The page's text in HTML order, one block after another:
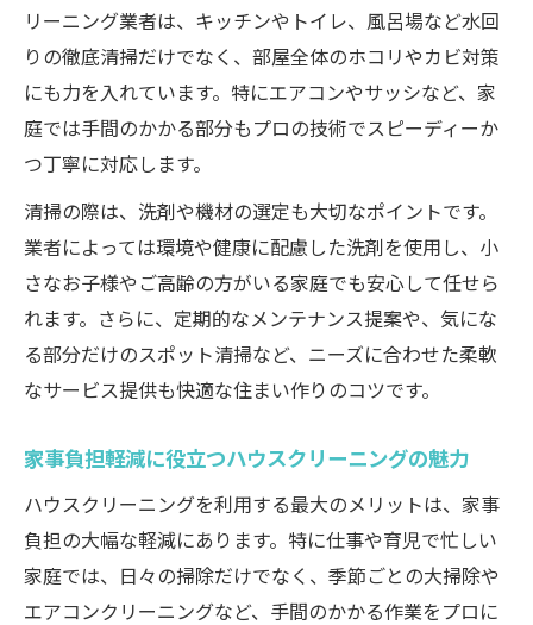
リーニング業者は、キッチンやトイレ、風呂場など水回
りの徹底清掃だけでなく、部屋全体のホコリやカビ対策
にも力を入れています。特にエアコンやサッシなど、家
庭では手間のかかる部分もプロの技術でスピーディーか
つ丁寧に対応します。
清掃の際は、洗剤や機材の選定も大切なポイントです。
業者によっては環境や健康に配慮した洗剤を使用し、小
さなお子様やご高齢の方がいる家庭でも安心して任せら
れます。さらに、定期的なメンテナンス提案や、気にな
る部分だけのスポット清掃など、ニーズに合わせた柔軟
なサービス提供も快適な住まい作りのコツです。
家事負担軽減に役立つハウスクリーニングの魅力
ハウスクリーニングを利用する最大のメリットは、家事
負担の大幅な軽減にあります。特に仕事や育児で忙しい
家庭では、日々の掃除だけでなく、季節ごとの大掃除や
エアコンクリーニングなど、手間のかかる作業をプロに